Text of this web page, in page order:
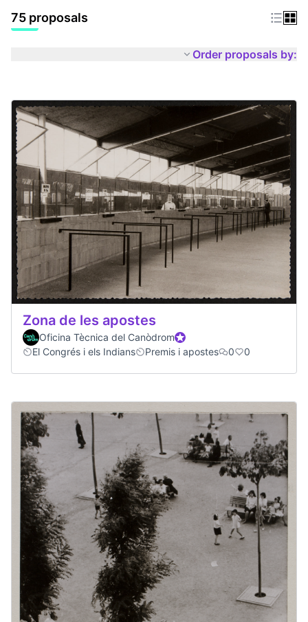
75 proposals
Order proposals by:
Zona de les apostes
Oficina Tècnica del CanòdromOfficial participant
El Congrés i els Indians
Premis i apostes 0 0